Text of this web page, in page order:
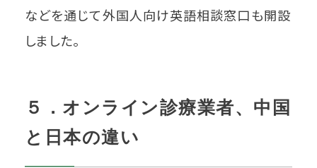
などを通じて外国人向け英語相談窓口も開設
しました。
５．オンライン診療業者、中国
と日本の違い